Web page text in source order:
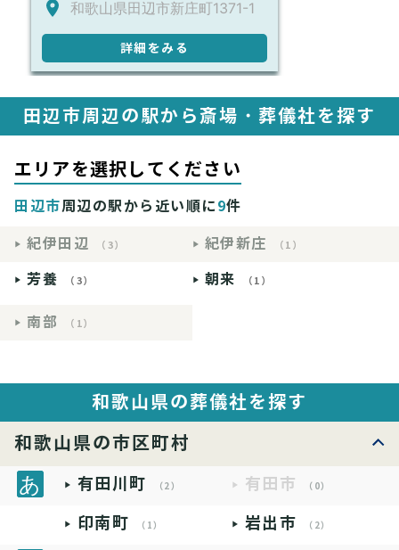
和歌山県田辺市新庄町1371-1
詳細をみる
田辺市周辺の駅から斎場・葬儀社を探す
エリアを選択してください
田辺市周辺の駅から近い順に9件
紀伊田辺
（3） 紀伊新庄 （1）
芳養 （3） 朝来 （1）
南部 （1）
和歌山県の葬儀社を探す
和歌山県の市区町村
有田川町 （2） 有田市 （0）
印南町 （1） 岩出市 （2）